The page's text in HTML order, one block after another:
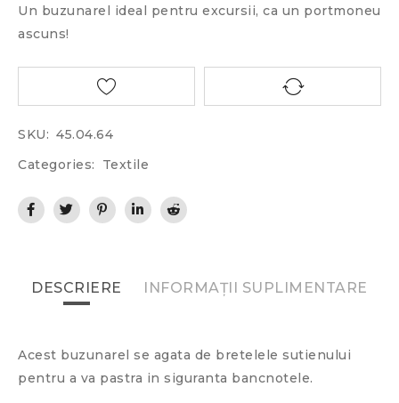
Un buzunarel ideal pentru excursii, ca un portmoneu
ascuns!
SKU: 45.04.64
Categories:
Textile
DESCRIERE INFORMAȚII SUPLIMENTARE
Acest buzunarel se agata de bretelele sutienului
pentru a va pastra in siguranta bancnotele.